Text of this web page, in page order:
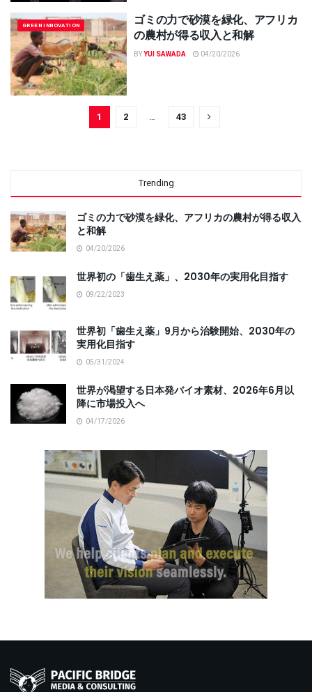
GREEN INNOVATION
ゴミの力で砂漠を緑化、アフリカ
の農村が得る収入と和解
BYYUI SAWADA 04/20/2026
1 2 … 43
Trending
ゴミの力で砂漠を緑化、アフリカの農村が得る収入
と和解
04/20/2026
世界初の「歯生え薬」、2030年の実用化目指す
09/22/2023
世界初「歯生え薬」9月から治験開始、2030年の
実用化目指す
05/31/2024
世界が渇望する日本発バイオ素材、2026年6月以
降に市場投入へ
04/17/2026